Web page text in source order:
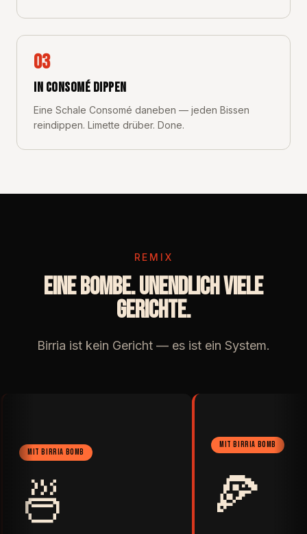
03
IN CONSOMÉ DIPPEN
Eine Schale Consomé daneben — jeden Bissen
reindippen. Limette drüber. Done.
REMIX
EINE BOMBE. UNENDLICH VIELE
GERICHTE.
Birria ist kein Gericht — es ist ein System.
MIT BIRRIA BOMB
🍜
MIT BIRRIA BOMB
🍕